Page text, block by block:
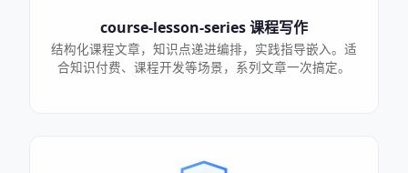
course-lesson-series 课程写作
结构化课程文章，知识点递进编排，实践指导嵌入。适
合知识付费、课程开发等场景，系列文章一次搞定。